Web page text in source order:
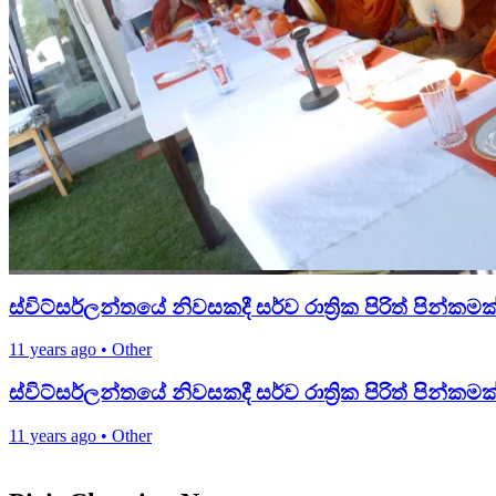
ස්විට්සර්ලන්තයේ නිවසකදී සර්ව රාත්‍රික පිරිත්
11 years ago • Other
ස්විට්සර්ලන්තයේ නිවසකදී සර්ව රාත්‍රික පිරිත්
11 years ago • Other